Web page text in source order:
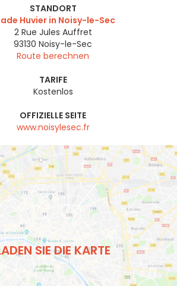
STANDORT
Huvier in Noisy-le-Sec
2 Rue Jules Auffret
93130 Noisy-le-Sec
Route berechnen
TARIFE
Kostenlos
OFFIZIELLE SEITE
www.noisylesec.fr
SIE DIE KARTE